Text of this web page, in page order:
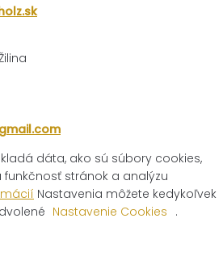
dáta, ako sú súbory cookies,
stránok a analýzu
Nastavenia môžete kedykoľvek
Nastavenie Cookies .